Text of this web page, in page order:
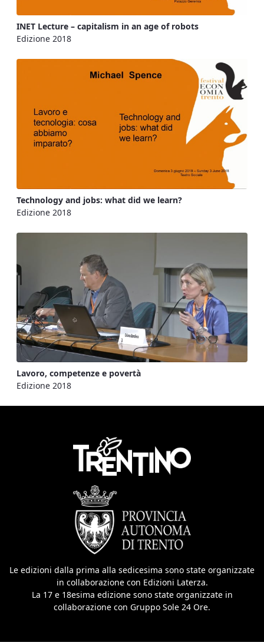
INET Lecture – capitalism in an age of robots
Edizione 2018
Technology and jobs: what did we learn?
Edizione 2018
Lavoro, competenze e povertà
Edizione 2018
Le edizioni dalla prima alla sedicesima sono state organizzate
in collaborazione con Edizioni Laterza.
La 17 e 18esima edizione sono state organizzate in
collaborazione con Gruppo Sole 24 Ore.